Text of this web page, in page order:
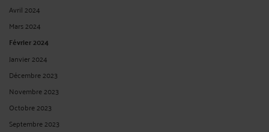
Avril 2024
Mars 2024
Février 2024
Janvier 2024
Décembre 2023
Novembre 2023
Octobre 2023
Septembre 2023